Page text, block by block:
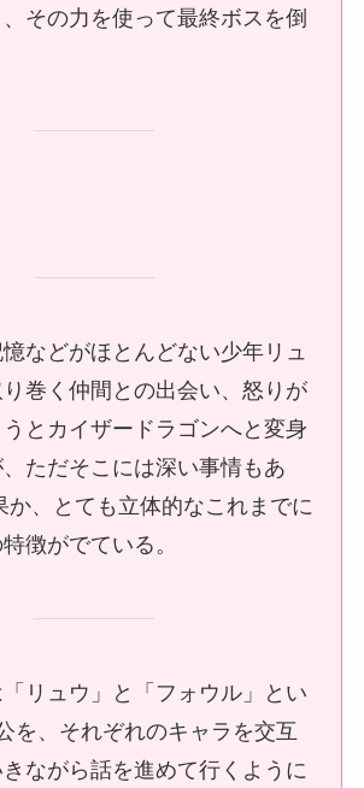
その力を使って最終ボスを倒
などがほとんどない少年リュ
巻く仲間との出会い、怒りが
とカイザードラゴンへと変身
ただそこには深い事情もあ
か、とても立体的なこれまでに
徴がでている。
リュウ」と「フォウル」とい
を、それぞれのキャラを交互
ながら話を進めて行くように